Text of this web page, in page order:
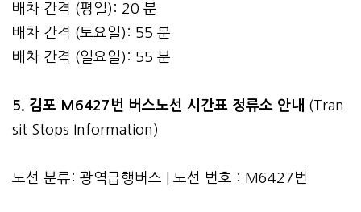
배차 간격 (평일): 20 분
배차 간격 (토요일): 55 분
배차 간격 (일요일): 55 분
5. 김포 M6427번 버스노선 시간표 정류소 안내 (Tran
sit Stops Information)
노선 분류: 광역급행버스 | 노선 번호 : M6427번